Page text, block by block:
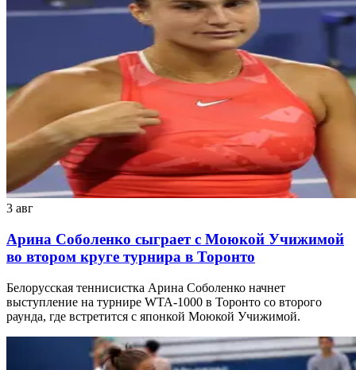
3 авг
Арина Соболенко сыграет с Моюкой Учижимой
во втором круге турнира в Торонто
Белорусская теннисистка Арина Соболенко начнет
выступление на турнире WTA-1000 в Торонто со второго
раунда, где встретится с японкой Моюкой Учижимой.